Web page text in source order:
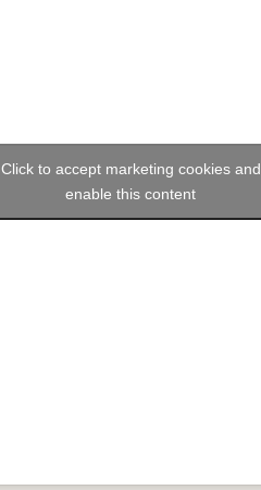
Click to accept marketing cookies and
enable this content